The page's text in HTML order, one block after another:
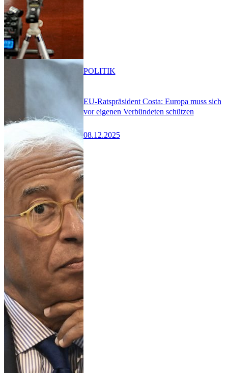
EU-Ratspräsident Costa: Europa muss sich
vor eigenen Verbündeten schützen
08.12.2025
POLITIK